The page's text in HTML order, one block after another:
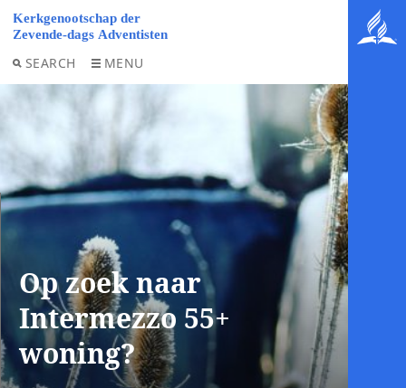
SEARCH MENU
Op zoek naar
Intermezzo 55+
woning?